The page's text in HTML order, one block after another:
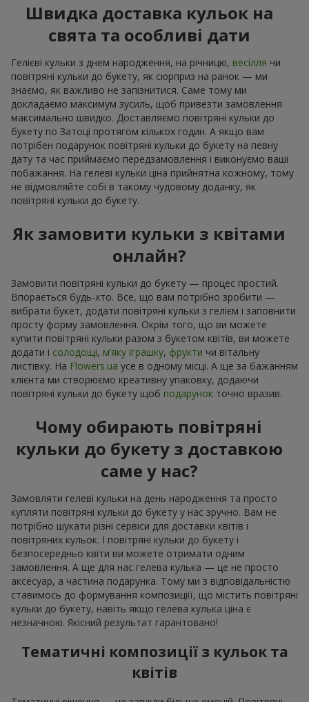
Швидка доставка кульок на
свята та особливі дати
Гелієві кульки з днем народження, на річницю, весілля чи
повітряні кульки до букету, як сюрприз на ранок — ми
знаємо, як важливо не запізнитися. Саме тому ми
докладаємо максимум зусиль, щоб привезти замовлення
максимально швидко. Доставляємо повітряні кульки до
букету по Затоці протягом кількох годин. А якщо вам
потрібен подарунок повітряні кульки до букету на певну
дату та час приймаємо передзамовлення і виконуємо ваші
побажання. На гелеві кульки ціна прийнятна кожному, тому
не відмовляйте собі в такому чудовому доданку, як
повітряні кульки до букету.
Як замовити кульки з квітами
онлайн?
Замовити повітряні кульки до букету — процес простий.
Впорається будь-хто. Все, що вам потрібно зробити —
вибрати букет, додати повітряні кульки з гелієм і заповнити
просту форму замовлення. Окрім того, що ви можете
купити повітряні кульки разом з букетом квітів, ви можете
додати і солодощі, м’яку іграшку, фрукти чи вітальну
листівку. На Flowers.ua усе в одному місці. А ще за бажанням
клієнта ми створюємо креативну упаковку, додаючи
повітряні кульки до букету щоб подарунок точно вразив.
Чому обирають повітряні
кульки до букету з доставкою
саме у нас?
Замовляти гелеві кульки на день народження та просто
купляти повітряні кульки до букету у нас зручно. Вам не
потрібно шукати різні сервіси для доставки квітів і
повітряних кульок. І повітряні кульки до букету і
безпосередньо квіти ви можете отримати одним
замовлення. А ще для нас гелева кулька — це не просто
аксесуар, а частина подарунка. Тому ми з відповідальністю
ставимось до формування композиціїї, що містить повітряні
кульки до букету, навіть якщо гелева кулька ціна є
незначною. Якісний результат гарантовано!
Тематичні композиції з кульок та
квітів